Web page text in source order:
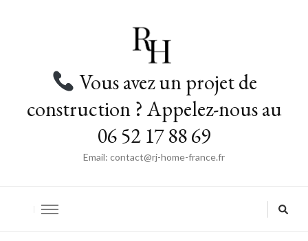
Vous avez un projet de
construction ? Appelez-nous au
06 52 17 88 69
Email: contact@rj-home-france.fr